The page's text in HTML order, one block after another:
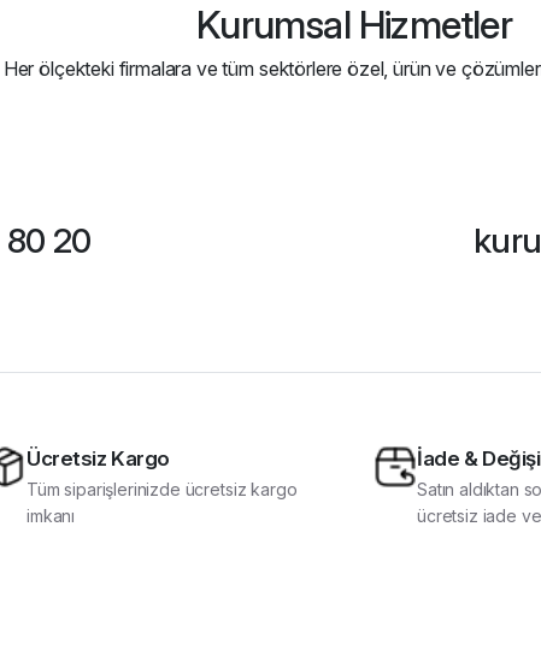
Kurumsal Hizmetler
Her ölçekteki firmalara ve tüm sektörlere özel, ürün ve
80 20
Ücretsiz Kargo
Tüm siparişlerinizde ücretsiz kargo
imkanı
İade &
Satın aldıktan
ücretsiz iade